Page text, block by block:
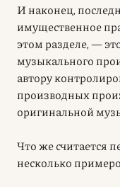
И наконец,
имущественное
этом разделе, —
музыкального
автору
производных
оригинальной
Что же считается
несколько